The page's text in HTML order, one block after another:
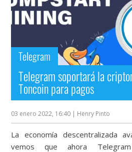
Telegram
Telegram soportará la
Toncoin para pagos
03 enero 2022, 16:40 | Henry Pinto
La economía descentralizada
vemos que ahora